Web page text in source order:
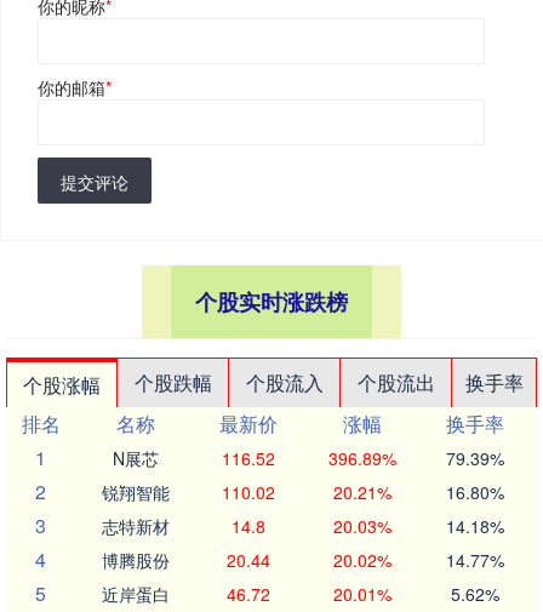
你的昵称*
你的邮箱*
提交评论
个股实时涨跌榜
个股涨幅 个股跌幅 个股流入 个股流出
换手率
排名
名称 最新价 涨幅
换手率
1
N展芯 116.52 396.89% 79.39%
2 锐翔智能 110.02 20.21% 16.80%
3 志特新材 14.8 20.03% 14.18%
4 博腾股份 20.44 20.02% 14.77%
5 近岸蛋白 46.72 20.01% 5.62%